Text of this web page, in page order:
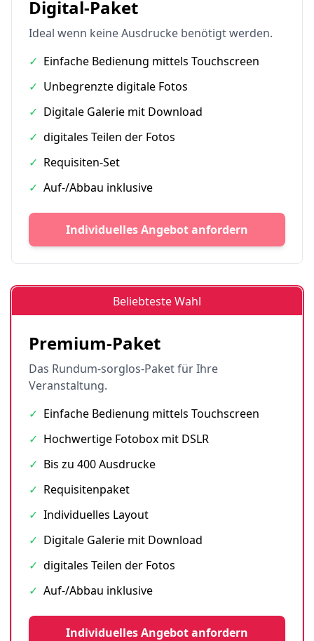
Digital-Paket
Ideal wenn keine Ausdrucke benötigt werden.
✓ Einfache Bedienung mittels Touchscreen
✓ Unbegrenzte digitale Fotos
✓ Digitale Galerie mit Download
✓ digitales Teilen der Fotos
✓ Requisiten-Set
✓ Auf-/Abbau inklusive
Individuelles Angebot anfordern
Beliebteste Wahl
Premium-Paket
Das Rundum-sorglos-Paket für Ihre
Veranstaltung.
✓ Einfache Bedienung mittels Touchscreen
✓ Hochwertige Fotobox mit DSLR
✓ Bis zu 400 Ausdrucke
✓ Requisitenpaket
✓ Individuelles Layout
✓ Digitale Galerie mit Download
✓ digitales Teilen der Fotos
✓ Auf-/Abbau inklusive
Individuelles Angebot anfordern